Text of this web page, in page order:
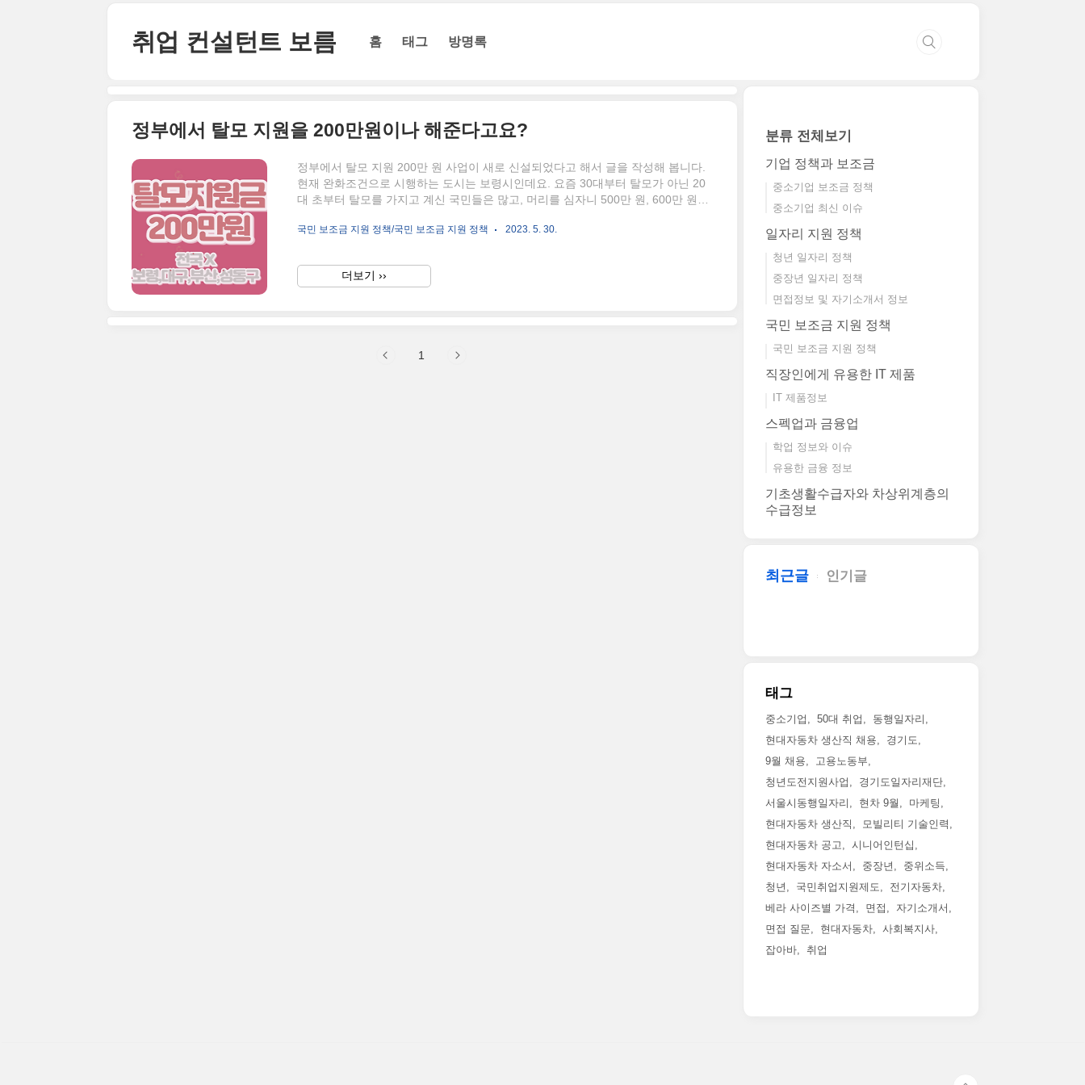
취업 컨설턴트 보름 홈 태그 방명록
정부에서 탈모 지원을 200만원이나 해준다고요?
정부에서 탈모 지원 200만 원 사업이 새로 신설되었다고 해서 글을 작성해 봅니다.
현재 완화조건으로 시행하는 도시는 보령시인데요. 요즘 30대부터 탈모가 아닌 20
대 초부터 탈모를 가지고 계신 국민들은 많고, 머리를 심자니 500만 원, 600만 원은
인 듯싶습니다. 탈모 지원 비 "청년층"만 지원해 준다? 최근 들어 탈모가 20대부터,
이상이 많은 편인데, 이러한 탈모 치료비는 19세부터 34세 청년까지만 지원해 준다
는 것이 특징입니다. 이러한 지원에 대한 내용으로, "청년층만 대상에 있는 것은 너
국민 보조금 지원 정책/국민 보조금 지원 정책 2023. 5. 30.
더보기 ››
1
분류 전체보기
기업 정책과 보조금
중소기업 보조금 정책
중소기업 최신 이슈
일자리 지원 정책
청년 일자리 정책
중장년 일자리 정책
면접정보 및 자기소개서 정보
국민 보조금 지원 정책
국민 보조금 지원 정책
직장인에게 유용한 IT 제품
IT 제품정보
스펙업과 금융업
학업 정보와 이슈
유용한 금융 정보
기초생활수급자와 차상위계층의
수급정보
최근글 인기글
태그
중소기업 50대 취업
동행일자리
현대자동차 생산직 채용
경기도
9월 채용
고용노동부
청년도전지원사업
경기도일자리재단
서울시동행일자리
현차 9월
마케팅
현대자동차 생산직
모빌리티 기술인력
현대자동차 공고
시니어인턴십
현대자동차 자소서
중장년
중위소득
청년
국민취업지원제도
전기자동차
베라 사이즈별 가격
면접
자기소개서
면접 질문
현대자동차
사회복지사
잡아바
취업